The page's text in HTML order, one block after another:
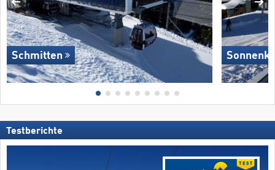
Schmitten
Testberichte